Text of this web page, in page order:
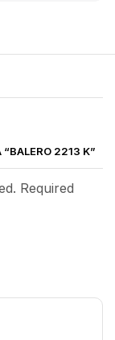
“BALERO 2213 K”
Required